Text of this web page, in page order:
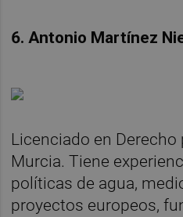
6. Antonio Martínez
Licenciado en
Murcia. Tiene
políticas de agua,
proyectos europeos,